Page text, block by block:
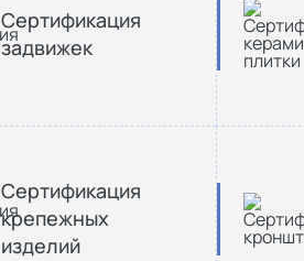
Сертификация
задвижек
Сертификация
крепежных
изделий